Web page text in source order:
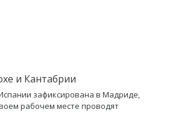
и Кантабрии
зафиксирована в Мадриде,
рабочем месте проводят